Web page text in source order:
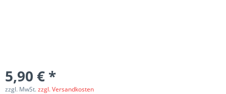
5,90 € *
zzgl. MwSt.zzgl. Versandkosten